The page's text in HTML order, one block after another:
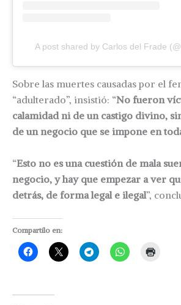
A post shared by Carlos del Frade
Sobre las muertes causadas por el
“adulterado”, insistió: “No fueron
calamidad ni de un castigo divino,
de un negocio que se impone en
“Esto no es una cuestión de mala
negocio, y hay que empezar a ver
detrás, de forma legal e ilegal”,
Compartilo en: